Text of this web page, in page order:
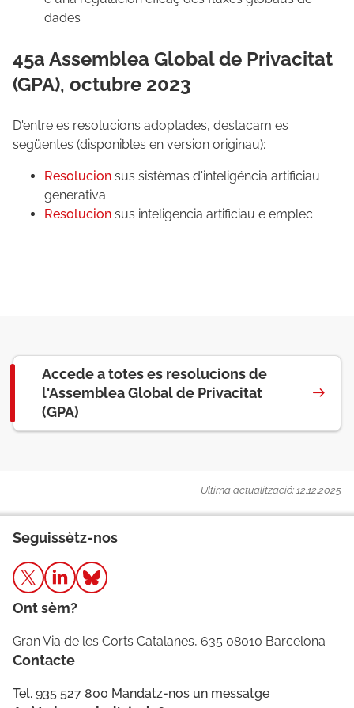
dades
45a Assemblea Global de Privacitat
(GPA), octubre 2023
D'entre es resolucions adoptades, destacam es
següentes (disponibles en version originau):
Resolucion sus sistèmas d'inteligéncia artificiau
generativa
Resolucion sus inteligencia artificiau e emplec
Accede a totes es resolucions de
l'Assemblea Global de Privacitat
(GPA)
Ultima actualització: 12.12.2025
Seguissètz-nos
Ont sèm?
Gran Via de les Corts Catalanes, 635 08010 Barcelona
Contacte
Tel. 935 527 800 Mandatz-nos un messatge